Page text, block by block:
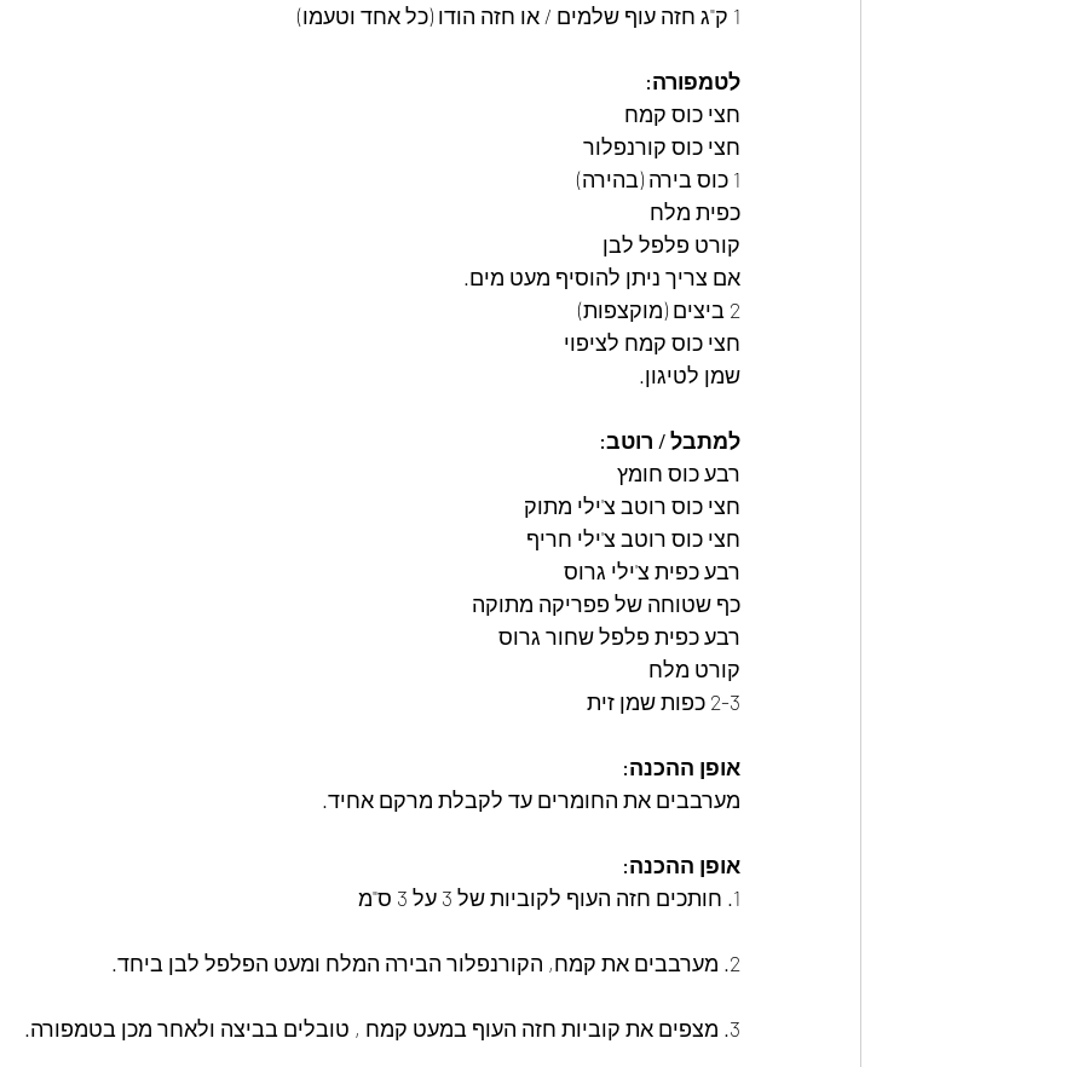
1 ק"ג חזה עוף שלמים / או חזה הודו (כל אחד וטעמו)
לטמפורה:
חצי כוס קמח
חצי כוס קורנפלור
1 כוס בירה (בהירה)
כפית מלח
קורט פלפל לבן
אם צריך ניתן להוסיף מעט מים.
2 ביצים (מוקצפות)
חצי כוס קמח לציפוי
שמן לטיגון.
למתבל / רוטב:
רבע כוס חומץ
חצי כוס רוטב צ'ילי מתוק
חצי כוס רוטב צ'ילי חריף
רבע כפית צ'ילי גרוס
כף שטוחה של פפריקה מתוקה
רבע כפית פלפל שחור גרוס
קורט מלח
2-3 כפות שמן זית
אופן ההכנה:
מערבבים את החומרים עד לקבלת מרקם אחיד.
אופן ההכנה:
1. חותכים חזה העוף לקוביות של 3 על 3 ס"מ
2. מערבבים את קמח, הקורנפלור הבירה המלח ומעט הפלפל לבן ביחד.
3. מצפים את קוביות חזה העוף במעט קמח , טובלים בביצה ולאחר מכן בטמפורה.